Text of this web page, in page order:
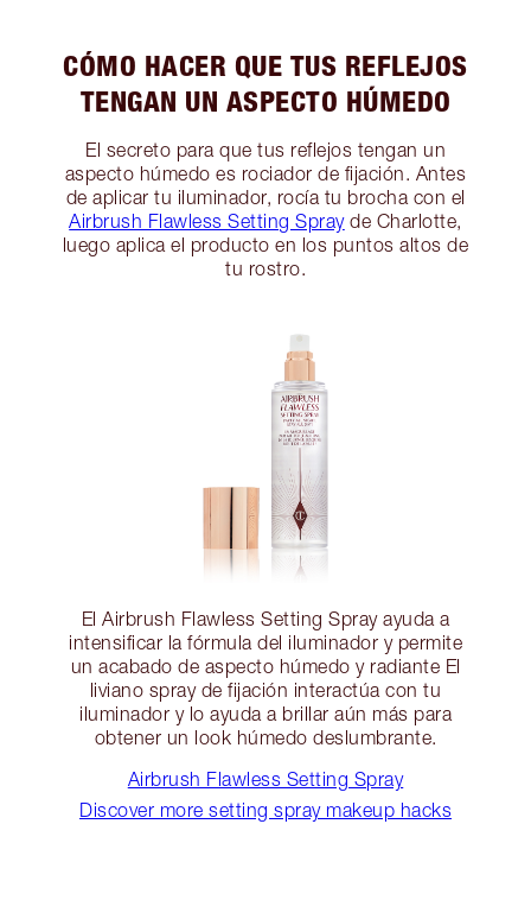
CÓMO HACER QUE TUS REFLEJOS
TENGAN UN ASPECTO HÚMEDO
El secreto para que tus reflejos tengan un
aspecto húmedo es rociador de fijación. Antes
de aplicar tu iluminador, rocía tu brocha con el
Airbrush Flawless Setting Sprayde Charlotte,
luego aplica el producto en los puntos altos de
tu rostro.
El Airbrush Flawless Setting Spray ayuda a
intensificar la fórmula del iluminador y permite
un acabado de aspecto húmedo y radiante El
liviano spray de fijación interactúa con tu
iluminador y lo ayuda a brillar aún más para
obtener un look húmedo deslumbrante.
Airbrush Flawless Setting Spray
Discover more setting spray makeup hacks